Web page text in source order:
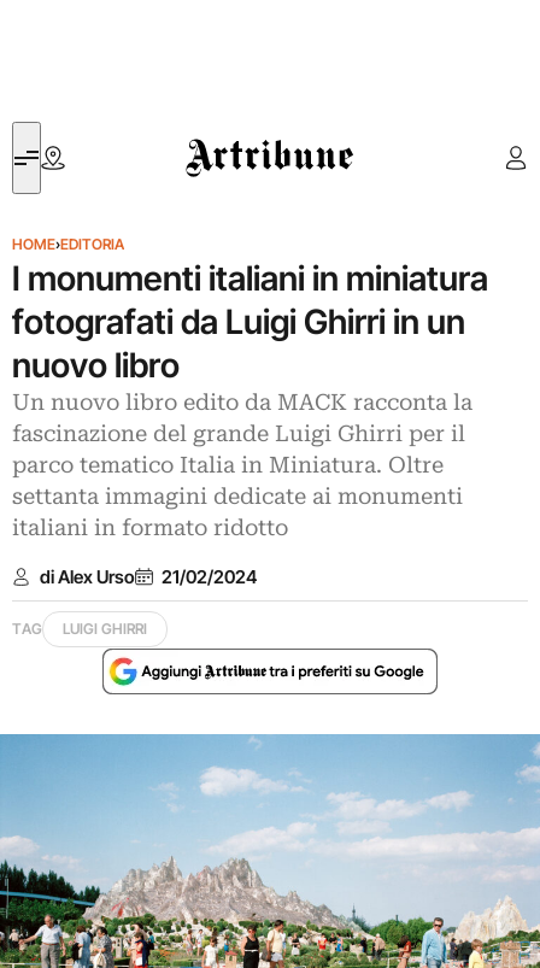
Artribune
HOME›EDITORIA
I monumenti italiani in miniatura
fotografati da Luigi Ghirri in un
nuovo libro
Un nuovo libro edito da MACK racconta la
fascinazione del grande Luigi Ghirri per il
parco tematico Italia in Miniatura. Oltre
settanta immagini dedicate ai monumenti
italiani in formato ridotto
di Alex Urso 21/02/2024
TAG LUIGI GHIRRI